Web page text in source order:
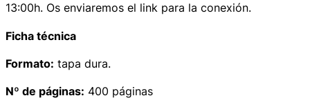
13:00h. Os enviaremos el link para la conexión.
Ficha técnica
Formato: tapa dura.
Nº de páginas: 400 páginas